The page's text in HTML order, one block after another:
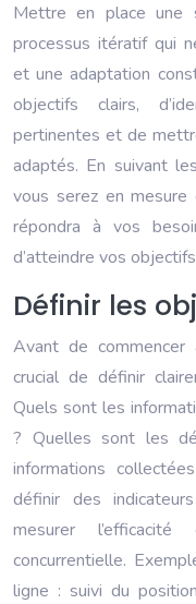
Mettre en place une
processus itératif qui
et une adaptation
objectifs clairs,
pertinentes et de
adaptés. En suivant
vous serez en
répondra à vos
d’atteindre vos
Définir les
Avant de
crucial de définir
Quels sont les
? Quelles sont les
informations
définir des
mesurer
concurrentielle.
ligne : suivi du